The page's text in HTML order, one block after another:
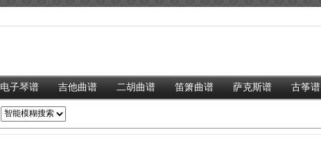
电子琴谱 吉他曲谱 二胡曲谱 笛箫曲谱 萨克斯谱 古筝谱